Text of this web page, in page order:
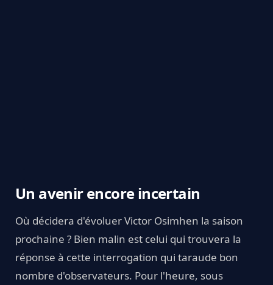
Un avenir encore incertain
Où décidera d'évoluer Victor Osimhen la saison
prochaine ? Bien malin est celui qui trouvera la
réponse à cette interrogation qui taraude bon
nombre d'observateurs. Pour l'heure, sous